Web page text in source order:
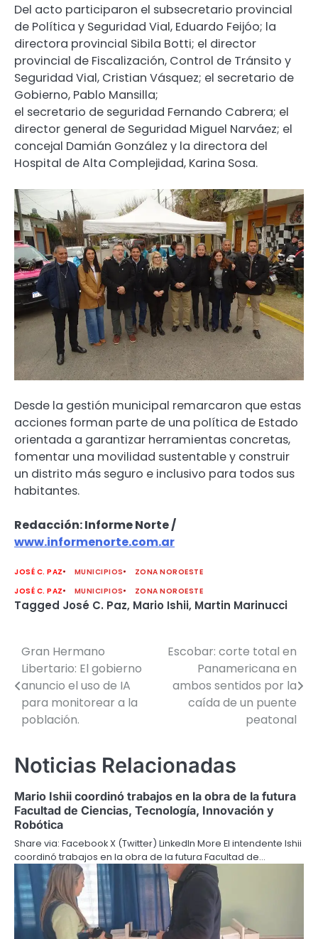
Del acto participaron el subsecretario provincial
de Política y Seguridad Vial, Eduardo Feijóo; la
directora provincial Sibila Botti; el director
provincial de Fiscalización, Control de Tránsito y
Seguridad Vial, Cristian Vásquez; el secretario de
Gobierno, Pablo Mansilla;
el secretario de seguridad Fernando Cabrera; el
director general de Seguridad Miguel Narváez; el
concejal Damián González y la directora del
Hospital de Alta Complejidad, Karina Sosa.
Desde la gestión municipal remarcaron que estas
acciones forman parte de una política de Estado
orientada a garantizar herramientas concretas,
fomentar una movilidad sustentable y construir
un distrito más seguro e inclusivo para todos sus
habitantes.
Redacción: Informe Norte /
www.informenorte.com.ar
JOSÉ C. PAZ MUNICIPIOS
ZONA NOROESTE
JOSÉ C. PAZ
MUNICIPIOS ZONA NOROESTE
Tagged José C. Paz, Mario Ishii, Martin Marinucci
Navegación
de
entradas
Gran Hermano
Libertario: El gobierno
anuncio el uso de IA
para monitorear a la
población.
Escobar: corte total en
Panamericana en
ambos sentidos por la
caída de un puente
peatonal
Noticias Relacionadas
Mario Ishii coordinó trabajos en la obra de la futura
Facultad de Ciencias, Tecnología, Innovación y
Robótica
Share via: Facebook X (Twitter) LinkedIn More El intendente Ishii
coordinó trabajos en la obra de la futura Facultad de…